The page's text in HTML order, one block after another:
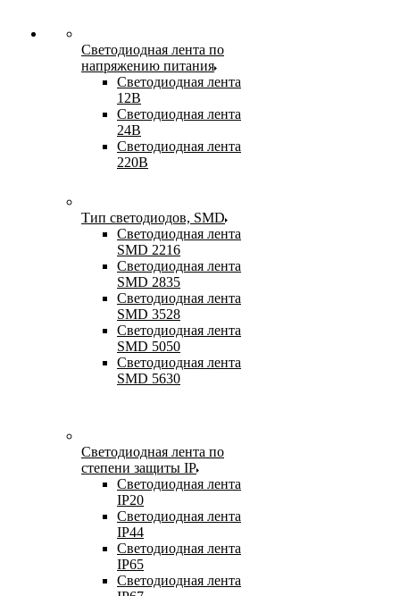
Светодиодная лента по
напряжению питания
Светодиодная лента
12В
Светодиодная лента
24В
Светодиодная лента
220В
Тип светодиодов, SMD
Cветодиодная лента
SMD 2216
Светодиодная лента
SMD 2835
Светодиодная лента
SMD 3528
Светодиодная лента
SMD 5050
Светодиодная лента
SMD 5630
Светодиодная лента по
степени защиты IP
Светодиодная лента
IP20
Светодиодная лента
IP44
Светодиодная лента
IP65
Светодиодная лента